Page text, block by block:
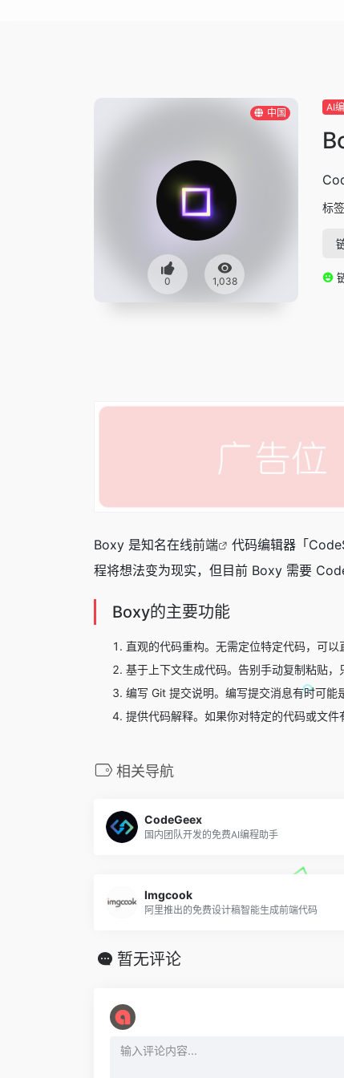
中国
0 1,038
AI
标签
Boxy 是知名在线前端 代码编辑器「
程将想法变为现实，但目前 Boxy 需要
Boxy的主要功能
直观的代码重构。无需定位特定代码，可
基于上下文生成代码。告别手动复制粘贴
编写 Git 提交说明。编写提交消息有时可能
提供代码解释。如果你对特定的代码或文
相关导航
CodeGeex
国内团队开发的免费AI编程助手
Imgcook
阿里推出的免费设计稿智能生成前端代码
暂无评论